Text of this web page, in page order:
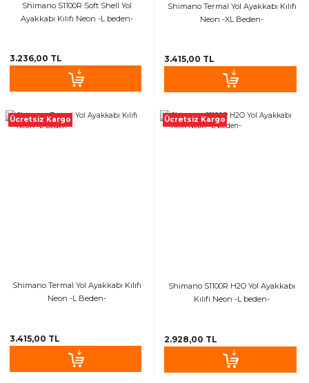
Shimano S1100R Soft Shell Yol
Ayakkabı Kılıfı Neon -L beden-
3.236,00 TL
Shimano Termal Yol Ayakkabı Kılıfı
Neon -XL Beden-
3.415,00 TL
Ücretsiz Kargo
Shimano Termal Yol Ayakkabı Kılıfı
Neon -L Beden-
3.415,00 TL
Ücretsiz Kargo
Shimano S1100R H2O Yol Ayakkabı
Kılıfı Neon -L beden-
2.928,00 TL